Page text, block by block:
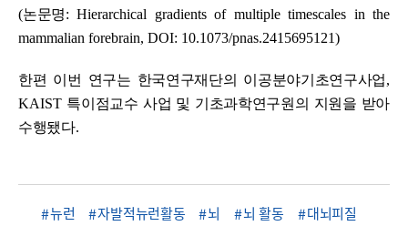
(논문명: Hierarchical gradients of multiple timescales in the
mammalian forebrain, DOI: 10.1073/pnas.2415695121)
한편 이번 연구는 한국연구재단의 이공분야기초연구사업,
KAIST 특이점교수 사업 및 기초과학연구원의 지원을 받아
수행됐다.
뉴런 자발적뉴런활동 뇌 뇌 활동
대뇌피질